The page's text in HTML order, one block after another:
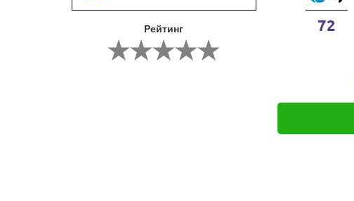
Рейтинг 72